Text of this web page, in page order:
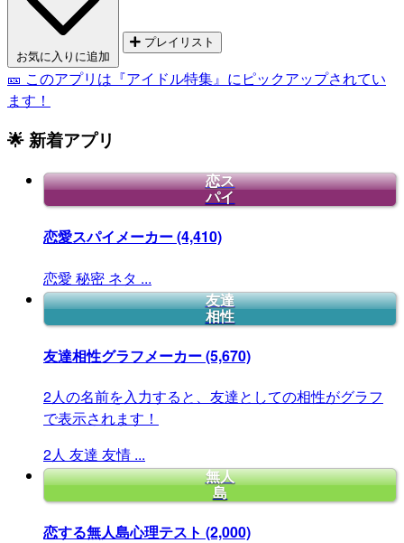
お気に入りに追加
プレイリスト
🎫 このアプリは『アイドル特集』にピックアップされてい
ます！
🌟 新着アプリ
恋ス
パイ
恋愛スパイメーカー(4,410)
恋愛 秘密 ネタ ...
友達
相性
友達相性グラフメーカー(5,670)
2人の名前を入力すると、友達としての相性がグラフ
で表示されます！
2人 友達 友情 ...
無人
島
恋する無人島心理テスト (2,000)